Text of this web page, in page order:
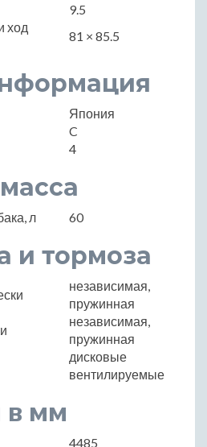
9.5
ход
81 × 85.5
Япония
C
4
л 60
и тормоза
независимая,
пружинная
независимая,
пружинная
дисковые
вентилируемые
в мм
4485